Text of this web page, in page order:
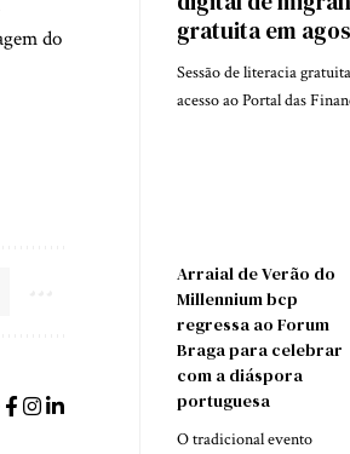
do
gratuita em
Sessão de literacia
acesso ao Portal das
Arraial de Verão do
Millennium bcp
regressa ao Forum
Braga para celebrar
com a diáspora
portuguesa
O tradicional evento